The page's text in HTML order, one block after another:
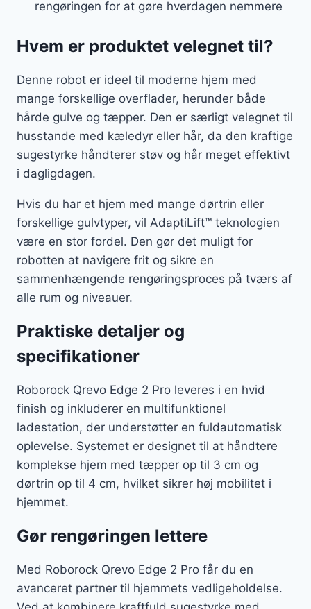
rengøringen for at gøre hverdagen nemmere
Hvem er produktet velegnet til?
Denne robot er ideel til moderne hjem med
mange forskellige overflader, herunder både
hårde gulve og tæpper. Den er særligt velegnet til
husstande med kæledyr eller hår, da den kraftige
sugestyrke håndterer støv og hår meget effektivt
i dagligdagen.
Hvis du har et hjem med mange dørtrin eller
forskellige gulvtyper, vil AdaptiLift™ teknologien
være en stor fordel. Den gør det muligt for
robotten at navigere frit og sikre en
sammenhængende rengøringsproces på tværs af
alle rum og niveauer.
Praktiske detaljer og
specifikationer
Roborock Qrevo Edge 2 Pro leveres i en hvid
finish og inkluderer en multifunktionel
ladestation, der understøtter en fuldautomatisk
oplevelse. Systemet er designet til at håndtere
komplekse hjem med tæpper op til 3 cm og
dørtrin op til 4 cm, hvilket sikrer høj mobilitet i
hjemmet.
Gør rengøringen lettere
Med Roborock Qrevo Edge 2 Pro får du en
avanceret partner til hjemmets vedligeholdelse.